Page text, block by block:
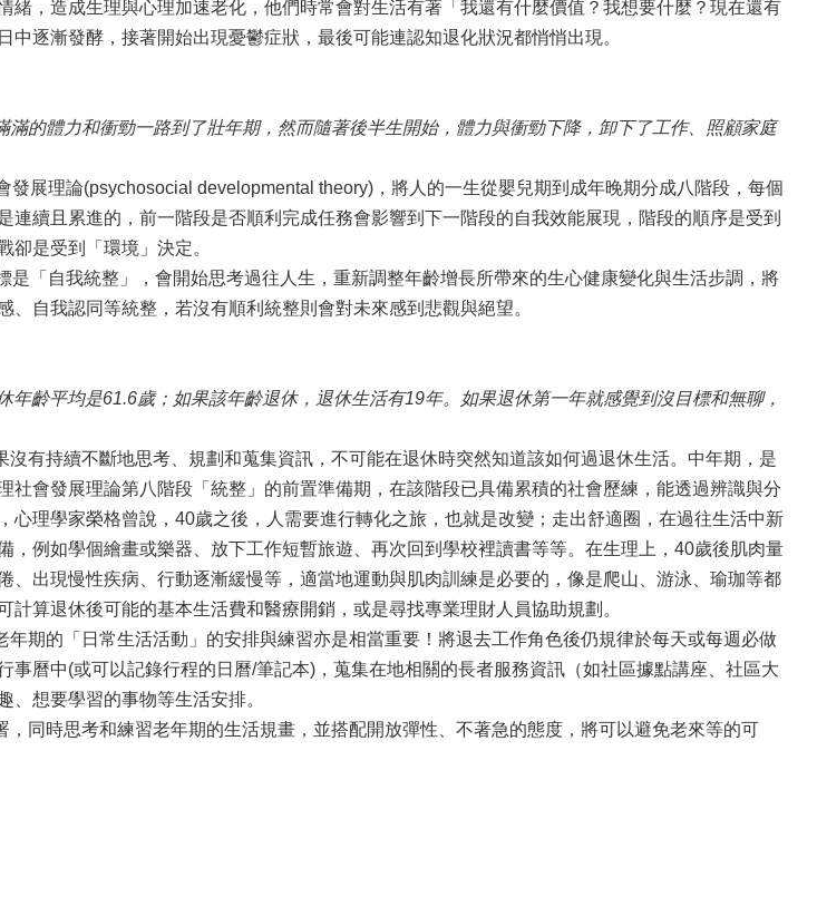
緒，造成生理與心理加速老化，他們時常會對生活有著「我還有什麼價值？我想要什麼？現在還有
中逐漸發酵，接著開始出現憂鬱症狀，最後可能連認知退化狀況都悄悄出現。
的體力和衝勁一路到了壯年期，然而隨著後半生開始，體力與衝勁下降，卸下了工作、照顧家庭
展理論(psychosocial developmental theory)，將人的一生從嬰兒期到成年晚期分成八階段，每個
連續且累進的，前一階段是否順利完成任務會影響到下一階段的自我效能展現，階段的順序是受到
卻是受到「環境」決定。
「自我統整」，會開始思考過往人生，重新調整年齡增長所帶來的生心健康變化與生活步調，將
自我認同等統整，若沒有順利統整則會對未來感到悲觀與絕望。
年齡平均是61.6歲；如果該年齡退休，退休生活有19年。如果退休第一年就感覺到沒目標和無聊，
有持續不斷地思考、規劃和蒐集資訊，不可能在退休時突然知道該如何過退休生活。中年期，是
社會發展理論第八階段「統整」的前置準備期，在該階段已具備累積的社會歷練，能透過辨識與分
心理學家榮格曾說，40歲之後，人需要進行轉化之旅，也就是改變；走出舒適圈，在過往生活中新
，例如學個繪畫或樂器、放下工作短暫旅遊、再次回到學校裡讀書等等。在生理上，40歲後肌肉量
、出現慢性疾病、行動逐漸緩慢等，適當地運動與肌肉訓練是必要的，像是爬山、游泳、瑜珈等都
算退休後可能的基本生活費和醫療開銷，或是尋找專業理財人員協助規劃。
期的「日常生活活動」的安排與練習亦是相當重要！將退去工作角色後仍規律於每天或每週必做
事曆中(或可以記錄行程的日曆/筆記本)，蒐集在地相關的長者服務資訊（如社區據點講座、社區大
想要學習的事物等生活安排。
同時思考和練習老年期的生活規畫，並搭配開放彈性、不著急的態度，將可以避免老來等的可